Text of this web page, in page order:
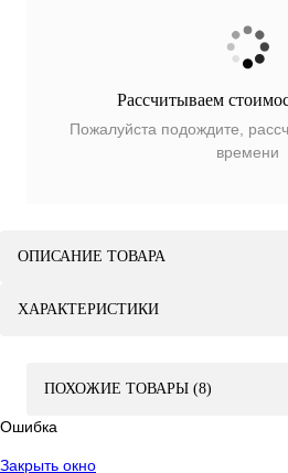
Рассчитываем
Пожалуйста подождите,
времени
ОПИСАНИЕ ТОВАРА
ХАРАКТЕРИСТИКИ
ПОХОЖИЕ ТОВАРЫ (8)
Ошибка
Закрыть окно